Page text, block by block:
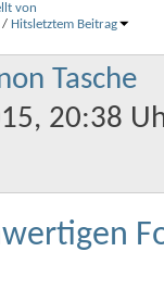
von
/ Hits letztem Beitrag
Tasche
20:38